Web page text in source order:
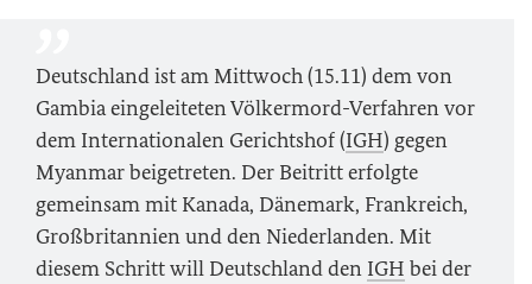
Deutschland ist am Mittwoch (15.11) dem von
Gambia eingeleiteten Völkermord-Verfahren vor
dem Internationalen Gerichtshof (IGH) gegen
Myanmar beigetreten. Der Beitritt erfolgte
gemeinsam mit Kanada, Dänemark, Frankreich,
Großbritannien und den Niederlanden. Mit
diesem Schritt will Deutschland den IGH bei der